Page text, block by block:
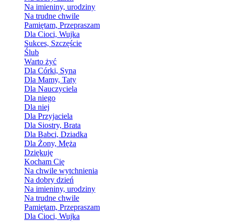
Na imieniny, urodziny
Na trudne chwile
Pamiętam, Przepraszam
Dla Cioci, Wujka
Sukces, Szczęście
Ślub
Warto żyć
Dla Córki, Syna
Dla Mamy, Taty
Dla Nauczyciela
Dla niego
Dla niej
Dla Przyjaciela
Dla Siostry, Brata
Dla Babci, Dziadka
Dla Żony, Męża
Dziękuję
Kocham Cię
Na chwile wytchnienia
Na dobry dzień
Na imieniny, urodziny
Na trudne chwile
Pamiętam, Przepraszam
Dla Cioci, Wujka